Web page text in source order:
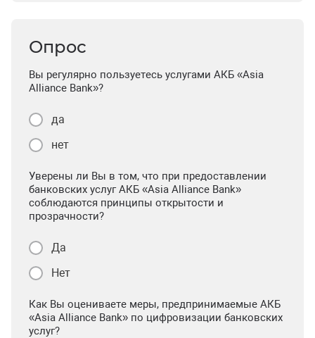
Опрос
Вы регулярно пользуетесь услугами АКБ «Asia
Alliance Bank»?
да
нет
Уверены ли Вы в том, что при предоставлении
банковских услуг АКБ «Asia Alliance Bank»
соблюдаются принципы открытости и
прозрачности?
Да
Нет
Как Вы оцениваете меры, предпринимаемые АКБ
«Asia Alliance Bank» по цифровизации банковских
услуг?